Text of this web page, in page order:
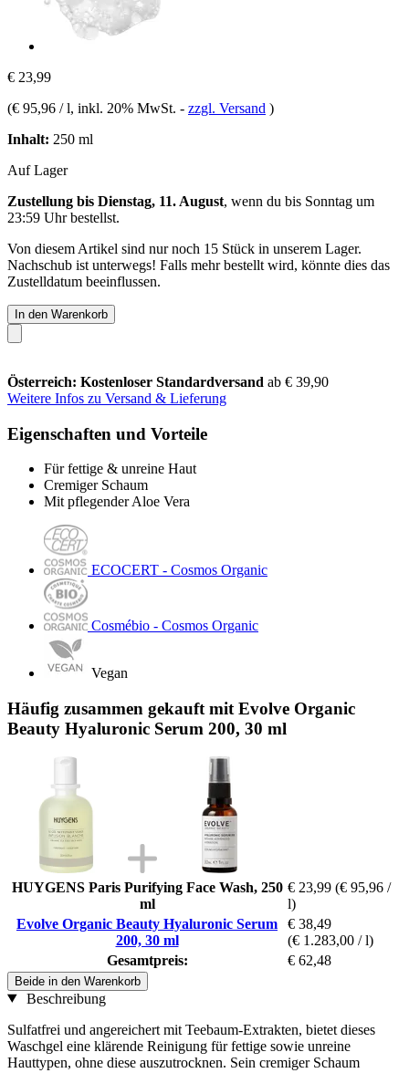
€ 23,99
(€ 95,96 / l, inkl. 20% MwSt. - zzgl. Versand )
Inhalt: 250 ml
Auf Lager
Zustellung bis Dienstag, 11. August, wenn du bis Sonntag um
23:59 Uhrbestellst.
Von diesem Artikel sind nur noch 15 Stück in unserem Lager.
Nachschub ist unterwegs! Falls mehr bestellt wird, könnte dies das
Zustelldatum beeinflussen.
In den Warenkorb
Österreich: Kostenloser Standardversand ab € 39,90
Weitere Infos zu Versand & Lieferung
Eigenschaften und Vorteile
Für fettige & unreine Haut
Cremiger Schaum
Mit pflegender Aloe Vera
ECOCERT - Cosmos Organic
Cosmébio - Cosmos Organic
Vegan
Häufig zusammen gekauft mit Evolve Organic
Beauty Hyaluronic Serum 200, 30 ml
HUYGENS Paris Purifying Face Wash, 250
ml
€ 23,99 (€ 95,96 /
l)
Evolve Organic Beauty Hyaluronic Serum
200, 30 ml
€ 38,49
(€ 1.283,00 / l)
Gesamtpreis:
€ 62,48
Beide in den Warenkorb
Beschreibung
Sulfatfrei und angereichert mit Teebaum-Extrakten, bietet dieses
Waschgel eine klärende Reinigung für fettige sowie unreine
Hauttypen, ohne diese auszutrocknen. Sein cremiger Schaum